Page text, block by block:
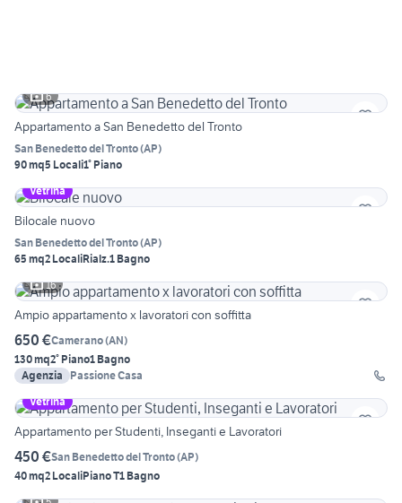
6
Appartamento a San Benedetto del Tronto
San Benedetto del Tronto(AP)
90 mq5 Locali1° Piano
Vetrina
Bilocale nuovo
San Benedetto del Tronto(AP)
65 mq2 LocaliRialz.1 Bagno
16
Ampio appartamento x lavoratori con soffitta
650 €Camerano(AN)
130 mq2° Piano1 Bagno
Agenzia
Passione Casa
Vetrina
Appartamento per Studenti, Inseganti e Lavoratori
450 €San Benedetto del Tronto(AP)
40 mq2 LocaliPiano T1 Bagno